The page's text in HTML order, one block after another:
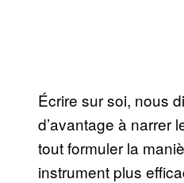
Écrire sur soi, nous
d’avantage à narrer
tout formuler la
instrument plus